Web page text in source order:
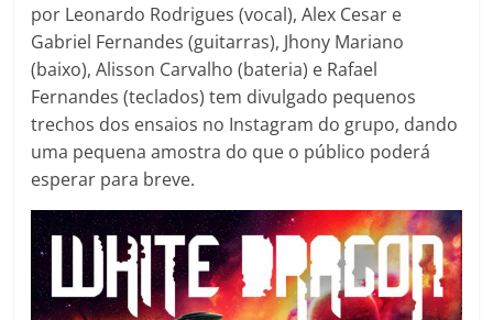
por Leonardo Rodrigues (vocal), Alex Cesar e
Gabriel Fernandes (guitarras), Jhony Mariano
(baixo), Alisson Carvalho (bateria) e Rafael
Fernandes (teclados) tem divulgado pequenos
trechos dos ensaios no Instagram do grupo, dando
uma pequena amostra do que o público poderá
esperar para breve.